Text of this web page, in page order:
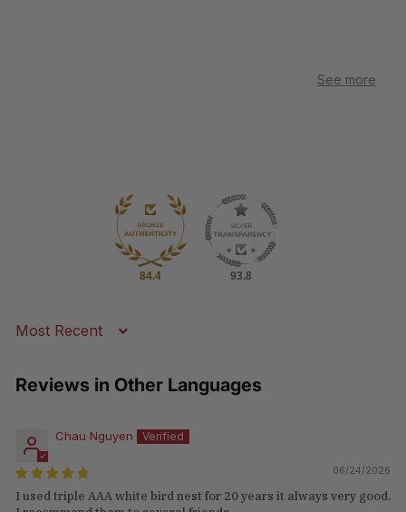
84.4 93.8
Sort by
Reviews in Other Languages
Chau Nguyen
06/24/2026
I used triple AAA white bird nest for 20 years it always very good.